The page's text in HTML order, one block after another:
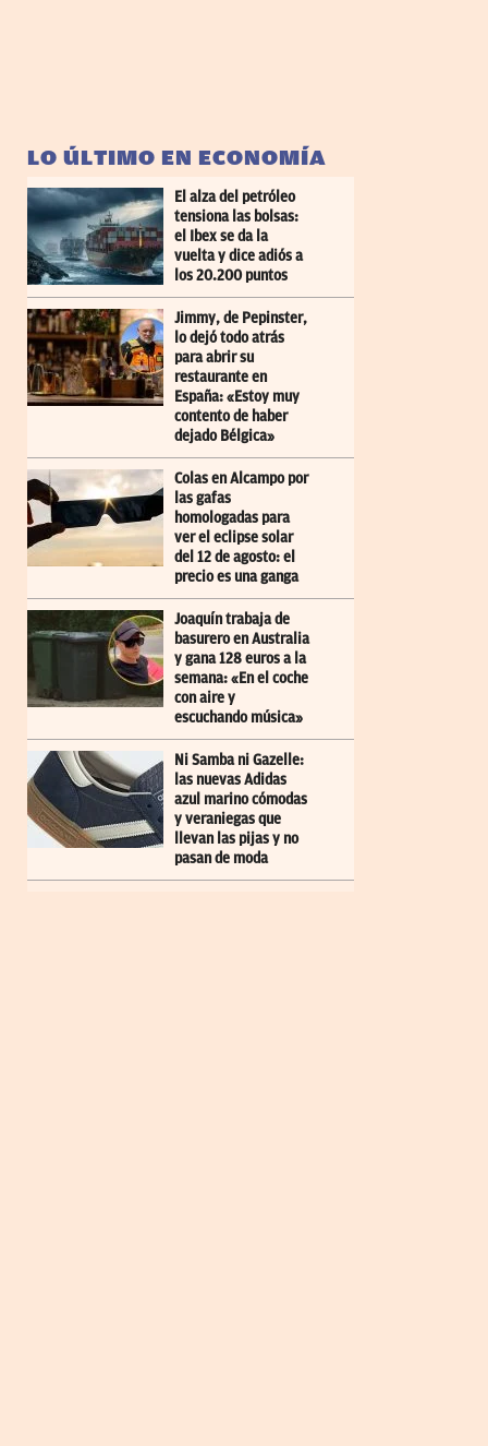
LO ÚLTIMO EN ECONOMÍA
El alza del petróleo
tensiona las bolsas:
el Ibex se da la
vuelta y dice adiós a
los 20.200 puntos
Jimmy, de Pepinster,
lo dejó todo atrás
para abrir su
restaurante en
España: «Estoy muy
contento de haber
dejado Bélgica»
Colas en Alcampo por
las gafas
homologadas para
ver el eclipse solar
del 12 de agosto: el
precio es una ganga
Joaquín trabaja de
basurero en Australia
y gana 128 euros a la
semana: «En el coche
con aire y
escuchando música»
Ni Samba ni Gazelle:
las nuevas Adidas
azul marino cómodas
y veraniegas que
llevan las pijas y no
pasan de moda